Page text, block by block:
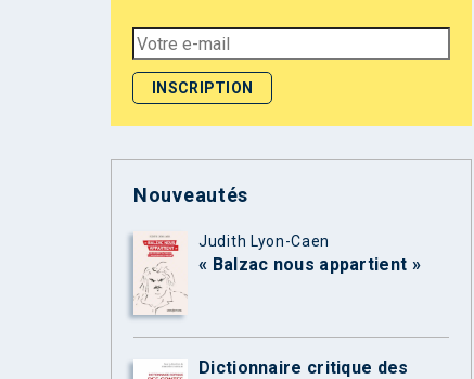
Nouveautés
Judith Lyon-Caen
« Balzac nous appartient »
Dictionnaire critique des